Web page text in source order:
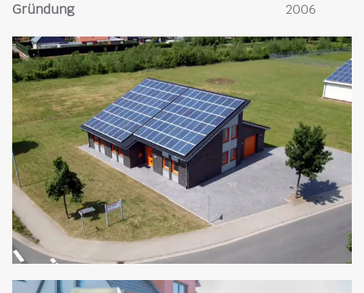
Gründung 2006